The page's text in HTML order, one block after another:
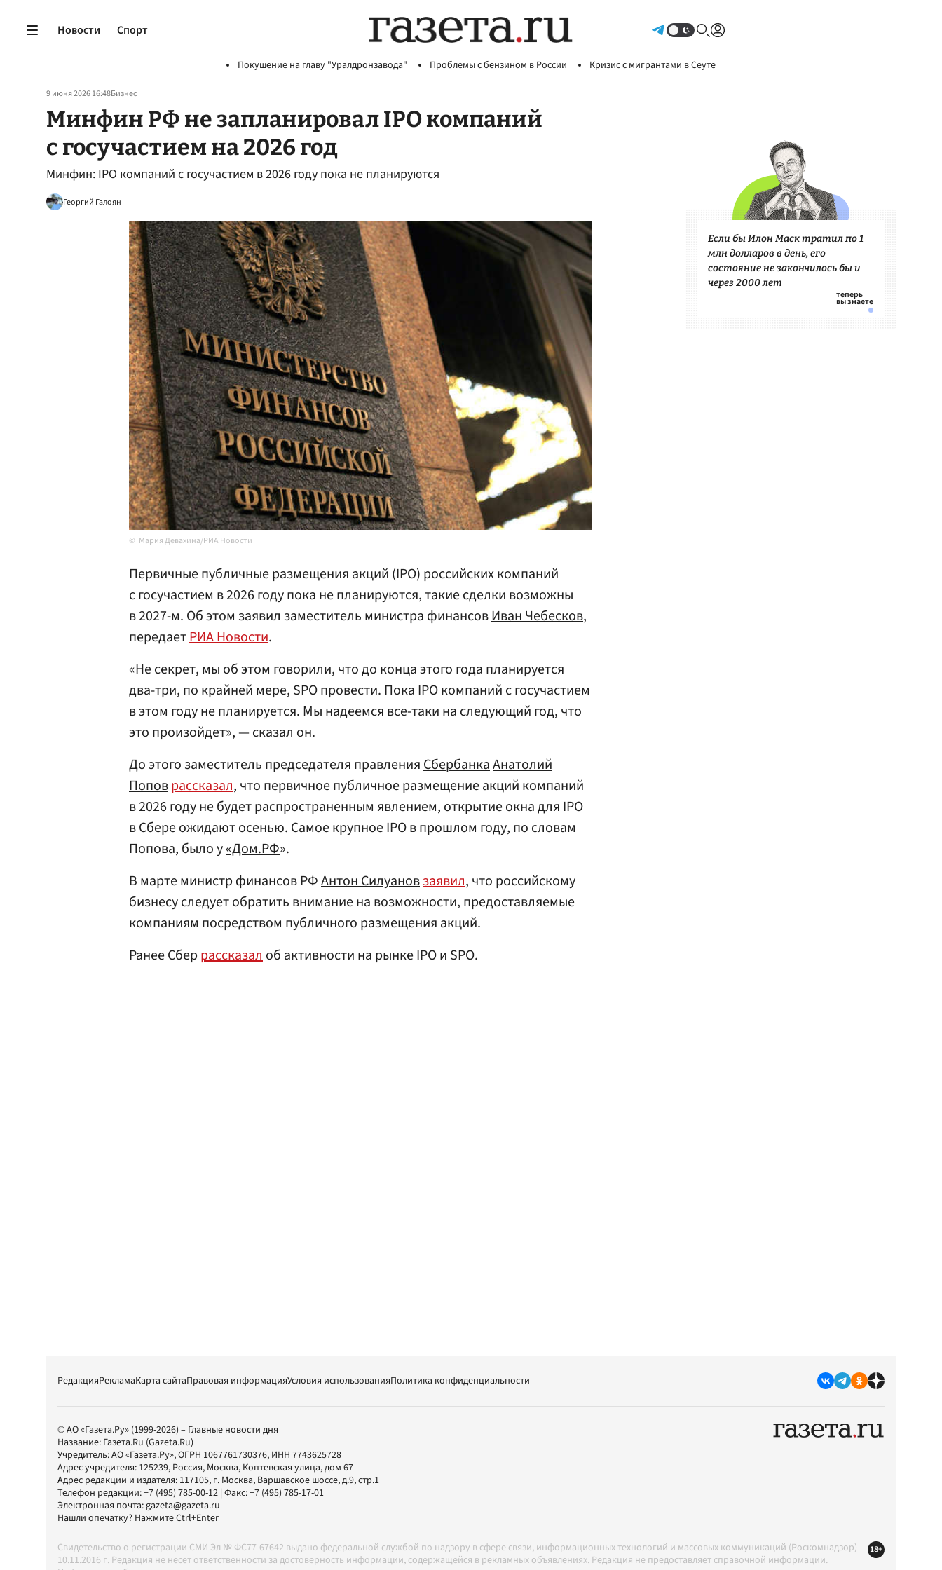
Новости Спорт
Покушение на главу "Уралдронзавода" Проблемы с бензином в России Кризис с мигрантами в Сеуте
9 июня 2026 16:48Бизнес
Минфин РФ не запланировал IPO компаний
с госучастием на 2026 год
Минфин: IPO компаний с госучастием в 2026 году пока не планируются
Георгий Галоян
Мария Девахина/РИА Новости
Первичные публичные размещения акций (IPO) российских компаний
с госучастием в 2026 году пока не планируются, такие сделки возможны
в 2027-м. Об этом заявил заместитель министра финансовИван Чебесков,
передаетРИА Новости.
«Не секрет, мы об этом говорили, что до конца этого года планируется
два-три, по крайней мере, SPO провести. Пока IPO компаний с госучастием
в этом году не планируется. Мы надеемся все-таки на следующий год, что
это произойдет», — сказал он.
До этого заместитель председателя правленияСбербанкаАнатолий
Поповрассказал, что первичное публичное размещение акций компаний
в 2026 году не будет распространенным явлением, открытие окна для IPO
в Сбере ожидают осенью. Самое крупное IPO в прошлом году, по словам
Попова, было у«Дом.РФ».
В марте министр финансов РФАнтон Силуановзаявил, что российскому
бизнесу следует обратить внимание на возможности, предоставляемые
компаниям посредством публичного размещения акций.
Ранее Сбер рассказалоб активности на рынке IPO и SPO.
Если бы Илон Маск тратил по 1
млн долларов в день, его
состояние не закончилось бы и
через 2000 лет
РедакцияРекламаКарта сайтаПравовая информацияУсловия использованияПолитика конфиденциальности
© АО «Газета.Ру» (1999-2026) – Главные новости дня
Название: Газета.Ru (Gazeta.Ru)
Учредитель:АО «Газета.Ру», ОГРН 1067761730376, ИНН 7743625728
Адрес учредителя: 125239, Россия, Москва, Коптевская улица, дом 67
Адрес редакции и издателя: 117105, г. Москва, Варшавское шоссе, д.9, стр.1
Телефон редакции:+7 (495) 785-00-12 | Факс:+7 (495) 785-17-01
Электронная почта:gazeta@gazeta.ru
Нашли опечатку? Нажмите Ctrl+Enter
Свидетельство о регистрации СМИ Эл № ФС77-67642 выдано федеральной службой по надзору в сфере связи, информационных технологий и массовых коммуникаций (Роскомнадзор)
10.11.2016 г. Редакция не несет ответственности за достоверность информации, содержащейся в рекламных объявлениях. Редакция не предоставляет справочной информации.
18+